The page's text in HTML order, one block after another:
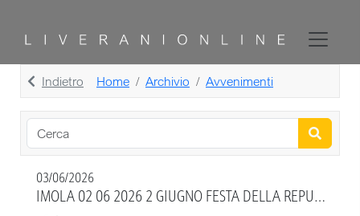
Indietro Home Archivio Avvenimenti
03/06/2026
IMOLA 02 06 2026 2 GIUGNO FESTA DELLA REPUBBLICA